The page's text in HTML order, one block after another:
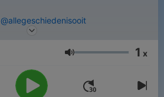
@allegeschiedenisooit
Volume 1 x